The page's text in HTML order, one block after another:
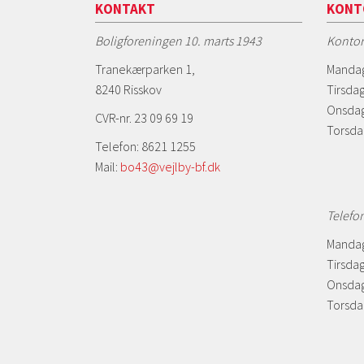
KONTAKT
Boligforeningen 10. marts 1943
Tranekærparken 1,
8240 Risskov
CVR-nr. 23 09 69 19
Telefon: 8621 1255
Mail: bo43@vejlby-bf.dk